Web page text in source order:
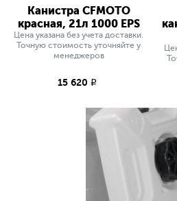
Канистра CFMOTO
красная, 21л 1000 EPS
Цена указана без учета доставки.
Точную стоимость уточняйте у
менеджеров
15 620 q